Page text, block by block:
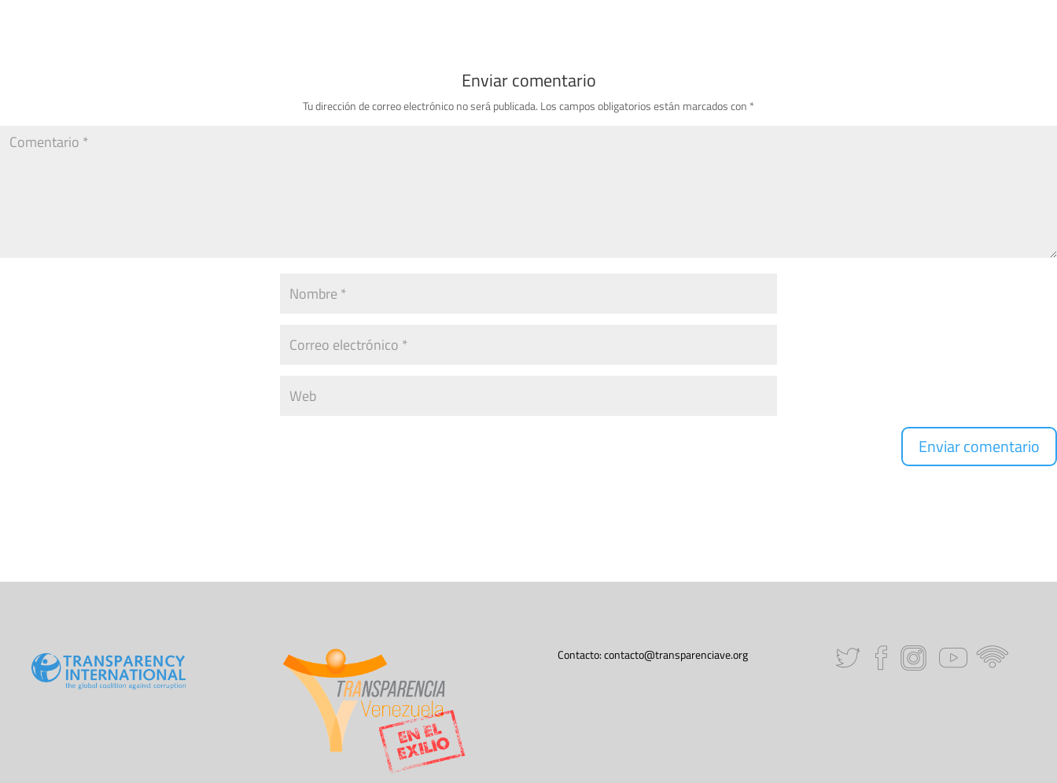
Enviar comentario
Tu dirección de correo electrónico no será publicada. Los campos obligatorios están marcados con *
Contacto:contacto@transparenciave.org